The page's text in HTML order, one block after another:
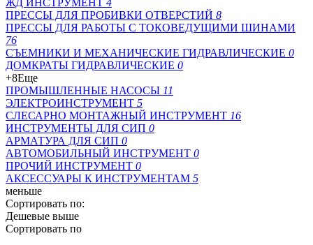
ПРЕССЫ ДЛЯ ПРОБИВКИ ОТВЕРСТИЙ 8
ПРЕССЫ ДЛЯ РАБОТЫ С ТОКОВЕДУЩИМИ ШИНАМИ
76
СЪЕМНИКИ И МЕХАНИЧЕСКИЕ ГИДРАВЛИЧЕСКИЕ 0
ДОМКРАТЫ ГИДРАВЛИЧЕСКИЕ 0
+8Еще
ПРОМЫШЛЕННЫЕ НАСОСЫ 11
ЭЛЕКТРОИНСТРУМЕНТ 5
СЛЕСАРНО МОНТАЖНЫЙ ИНСТРУМЕНТ 16
ИНСТРУМЕНТЫ ДЛЯ СИП 0
АРМАТУРА ДЛЯ СИП 0
АВТОМОБИЛЬНЫЙ ИНСТРУМЕНТ 0
ПРОЧИЙ ИНСТРУМЕНТ 0
АКСЕССУАРЫ К ИНСТРУМЕНТАМ 5
меньше
Сортировать по:
Дешевые выше
Сортировать по